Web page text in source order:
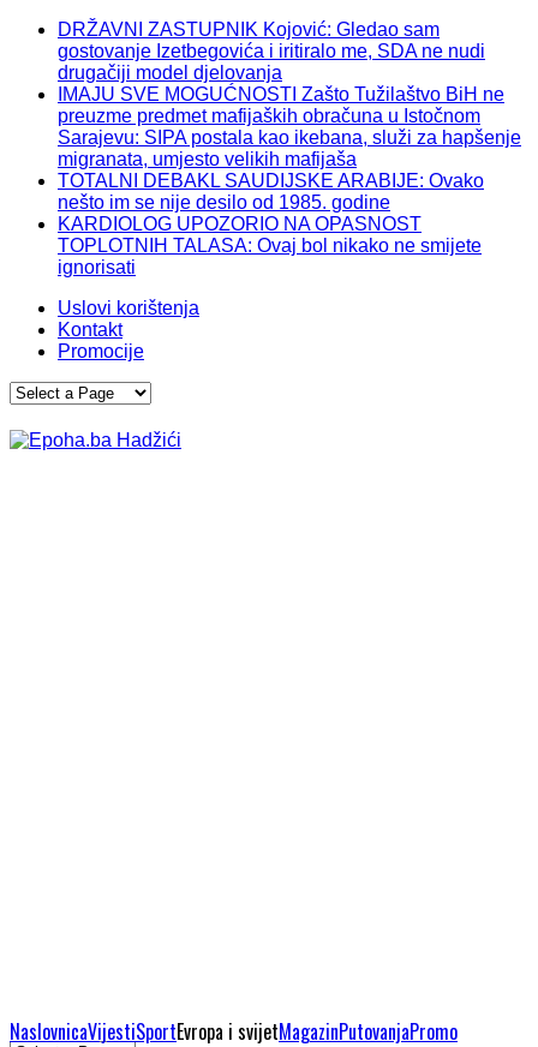
DRŽAVNI ZASTUPNIK Kojović: Gledao sam
gostovanje Izetbegovića i iritiralo me, SDA ne nudi
drugačiji model djelovanja
IMAJU SVE MOGUĆNOSTI Zašto Tužilaštvo BiH ne
preuzme predmet mafijaških obračuna u Istočnom
Sarajevu: SIPA postala kao ikebana, služi za hapšenje
migranata, umjesto velikih mafijaša
TOTALNI DEBAKL SAUDIJSKE ARABIJE: Ovako
nešto im se nije desilo od 1985. godine
KARDIOLOG UPOZORIO NA OPASNOST
TOPLOTNIH TALASA: Ovaj bol nikako ne smijete
ignorisati
Uslovi korištenja
Kontakt
Promocije
NaslovnicaVijestiSportEvropa i svijetMagazinPutovanjaPromo